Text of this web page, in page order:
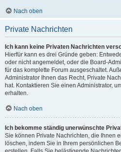
Nach oben
Private Nachrichten
Ich kann keine Privaten Nachrichten
Hierfür kann es drei Gründe geben:
oder nicht angemeldet, oder die Board-
für das komplette Forum ausgeschaltet.
Administrator Ihnen das Recht, Private
hat. Kontaktieren Sie einen Administrator,
erhalten.
Nach oben
Ich bekomme ständig unerwünschte
Sie können Private Nachrichten, die Ihnen
löschen, indem Sie in Ihrem persönlichen